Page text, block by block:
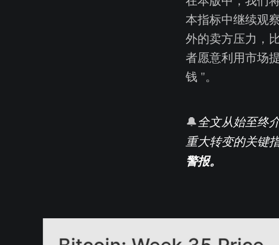
本指标中继续观
外的卖方压力，
者愿意利用市场
钱 "。
🔔全文从始至终
重大转变的关键
警报。